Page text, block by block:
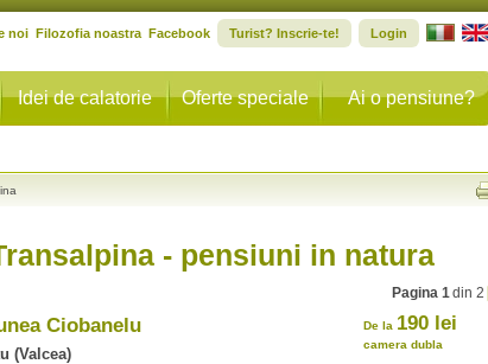
Idei de calatorie Oferte speciale Ai o pensiune?
noi Filozofia noastra Facebook Turist? Inscrie-te! Login
- pensiuni in natura
Pagina 1din 2
Ciobanelu
(Valcea)
De la 190 lei
camera dubla